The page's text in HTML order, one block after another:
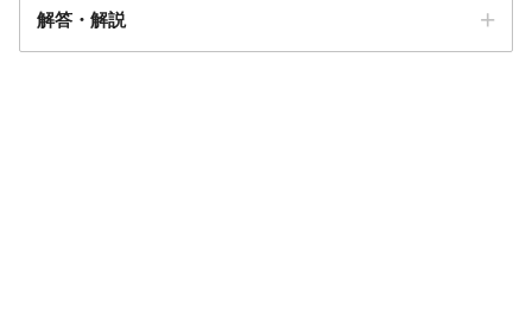
解答・解説